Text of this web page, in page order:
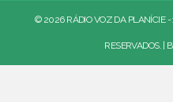
© 2026 RÁDIO VOZ DA PLANÍCIE -
RESERVADOS. |